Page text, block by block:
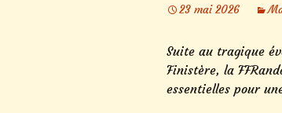
23 mai 2026
Suite au tragique
Finistère, la
essentielles pour